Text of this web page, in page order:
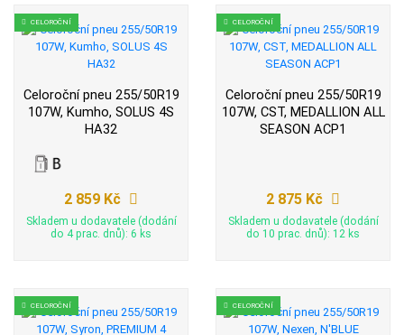
CELOROČNÍ
Celoroční pneu 255/50R19
107W, Kumho, SOLUS 4S
HA32
2 859 Kč
Skladem u dodavatele (dodání
do 4 prac. dnů): 6 ks
CELOROČNÍ
Celoroční pneu 255/50R19
107W, CST, MEDALLION ALL
SEASON ACP1
2 875 Kč
Skladem u dodavatele (dodání
do 10 prac. dnů): 12 ks
CELOROČNÍ CELOROČNÍ